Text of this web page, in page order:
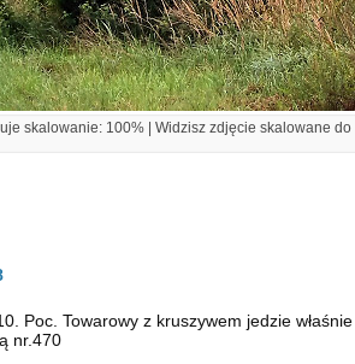
skalowanie: 100% | Widzisz zdjęcie skalowane
Poc. Towarowy z kruszywem jedzie
nr.470